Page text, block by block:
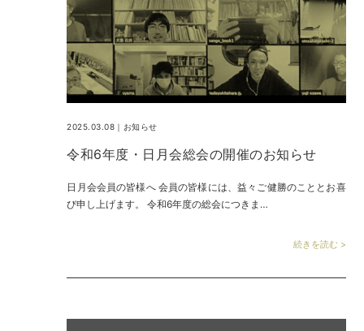
2025.03.08｜ お知らせ
令和6年度・日月会総会の開催のお知らせ
日月会会員の皆様へ 会員の皆様には、益々ご健勝のこととお喜
び申し上げます。 令和6年度の総会につきま…
続きを読む >